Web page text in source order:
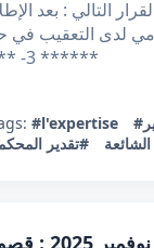
***** 3- ***** 4- ورثة ***** وهم ابناؤه ***** و*
#l'expertise
#تقدير
قرار